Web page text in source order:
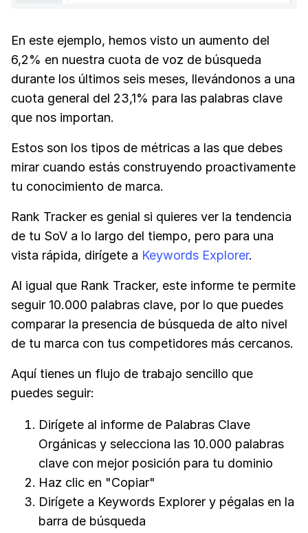
En este ejemplo, hemos visto un aumento del
6,2% en nuestra cuota de voz de búsqueda
durante los últimos seis meses, llevándonos a una
cuota general del 23,1% para las palabras clave
que nos importan.
Estos son los tipos de métricas a las que debes
mirar cuando estás construyendo proactivamente
tu conocimiento de marca.
Rank Tracker es genial si quieres ver la tendencia
de tu SoV a lo largo del tiempo, pero para una
vista rápida, dirígete a Keywords Explorer.
Al igual que Rank Tracker, este informe te permite
seguir 10.000 palabras clave, por lo que puedes
comparar la presencia de búsqueda de alto nivel
de tu marca con tus competidores más cercanos.
Aquí tienes un flujo de trabajo sencillo que
puedes seguir:
Dirígete al informe de Palabras Clave
Orgánicas y selecciona las 10.000 palabras
clave con mejor posición para tu dominio
Haz clic en "Copiar"
Dirígete a Keywords Explorer y pégalas en la
barra de búsqueda